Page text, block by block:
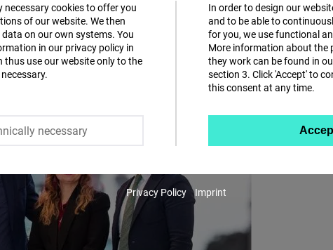
necessary cookies to offer you
of our website. We then
on our own systems. You
in our privacy policy in
thus use our website only to the
necessary
In order to design our
and to be able to
for you, we use functional
More information about the
they work can be found in
section 3. Click 'Accept' to
this consent at any time.
Matomo
Facebook
Instagram
Accept
Privacy Policy Imprint